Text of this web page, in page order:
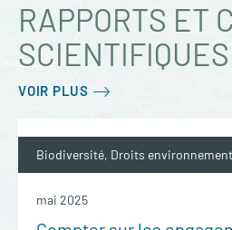
RAPPORTS ET
SCIENTIFIQUES
VOIR PLUS
Biodiversité, Droits
mai 2025